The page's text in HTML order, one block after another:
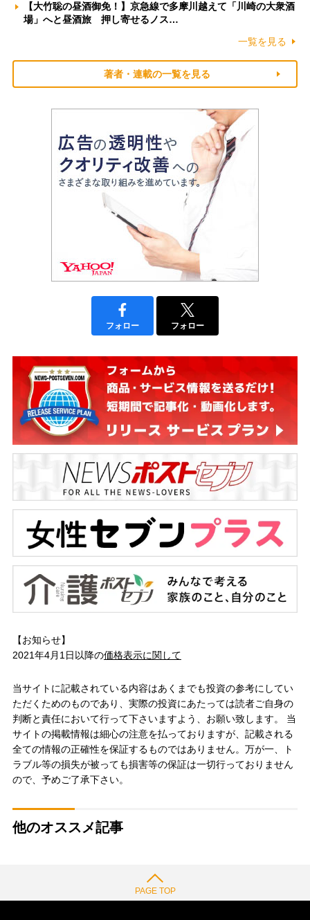
【大竹聡の昼酒御免！】京急線で多摩川越えて「川崎の大衆酒
場」へと昼酒旅 押し寄せるノス…
一覧を見る
著者・連載の一覧を見る
フォロー フォロー
【お知らせ】
2021年4月1日以降の価格表示に関して
当サイトに記載されている内容はあくまでも投資の参考にしてい
ただくためのものであり、実際の投資にあたっては読者ご自身の
判断と責任において行って下さいますよう、お願い致します。 当
サイトの掲載情報は細心の注意を払っておりますが、記載される
全ての情報の正確性を保証するものではありません。万が一、ト
ラブル等の損失が被っても損害等の保証は一切行っておりません
ので、予めご了承下さい。
他のオススメ記事
PAGE TOP